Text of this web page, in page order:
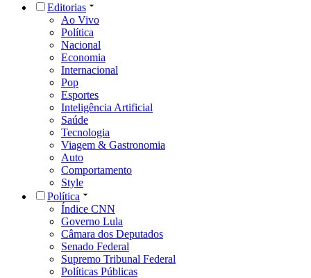
Editorias
Ao Vivo
Política
Nacional
Economia
Internacional
Pop
Esportes
Inteligência Artificial
Saúde
Tecnologia
Viagem & Gastronomia
Auto
Comportamento
Style
Política
Índice CNN
Governo Lula
Câmara dos Deputados
Senado Federal
Supremo Tribunal Federal
Políticas Públicas